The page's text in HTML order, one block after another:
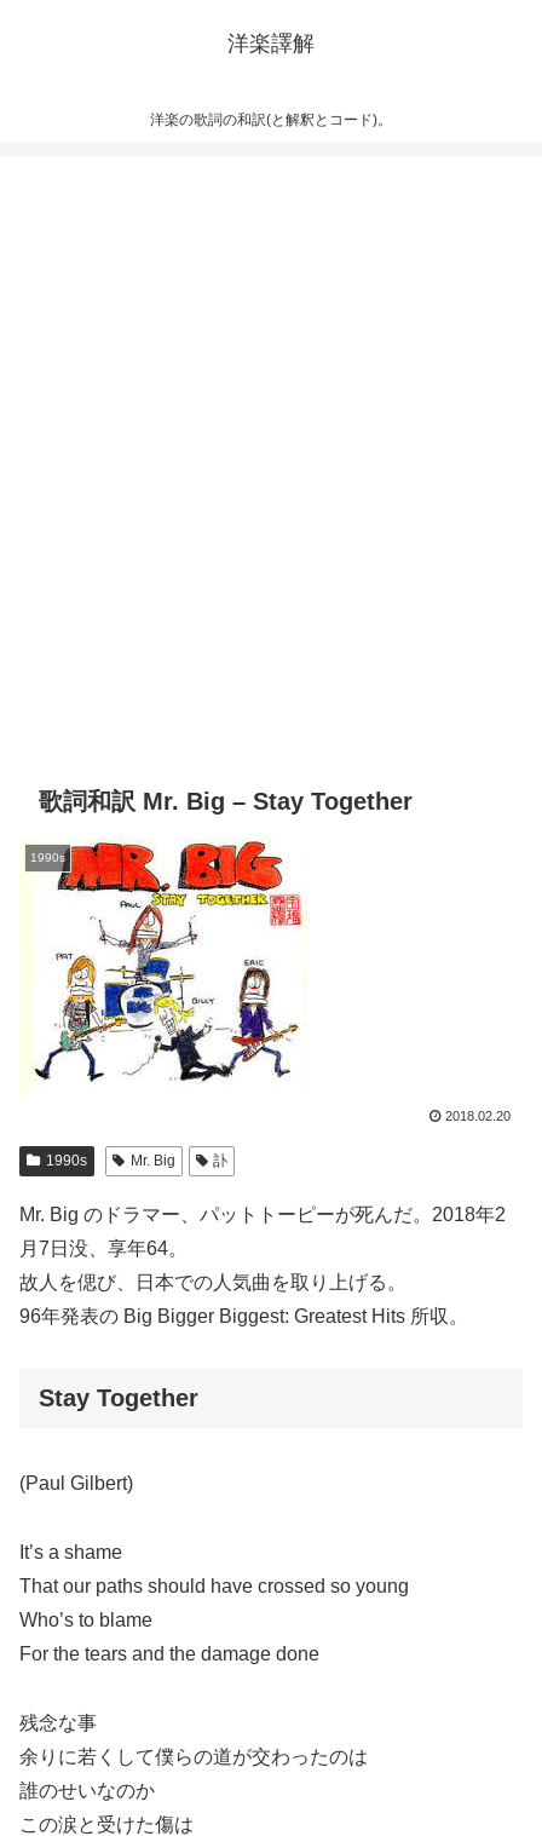
洋楽譯解
洋楽の歌詞の和訳(と解釈とコード)。
歌詞和訳 Mr. Big – Stay Together
1990s
2018.02.20
1990s Mr. Big 訃
Mr. Big のドラマー、パットトーピーが死んだ。2018年2
月7日没、享年64。
故人を偲び、日本での人気曲を取り上げる。
96年発表の Big Bigger Biggest: Greatest Hits 所収。
Stay Together
(Paul Gilbert)
It’s a shame
That our paths should have crossed so young
Who’s to blame
For the tears and the damage done
残念な事
余りに若くして僕らの道が交わったのは
誰のせいなのか
この涙と受けた傷は